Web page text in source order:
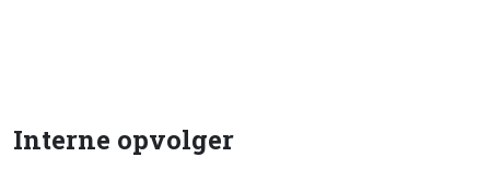
Interne opvolger